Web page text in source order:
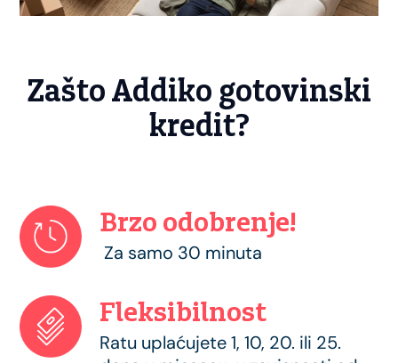
Zašto Addiko gotovinski
kredit?
Brzo odobrenje!
Za samo 30 minuta
Fleksibilnost
Ratu uplaćujete 1, 10, 20. ili 25.